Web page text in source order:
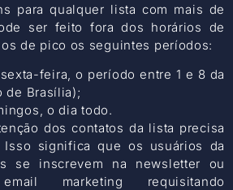
para qualquer lista com mais de
ser feito fora dos horários de
de pico os seguintes períodos:
feira, o período entre 1 e 8 da
de Brasília);
o dia todo.
dos contatos da lista precisa
Isso significa que os usuários da
se inscrevem na newsletter ou
marketing requisitando